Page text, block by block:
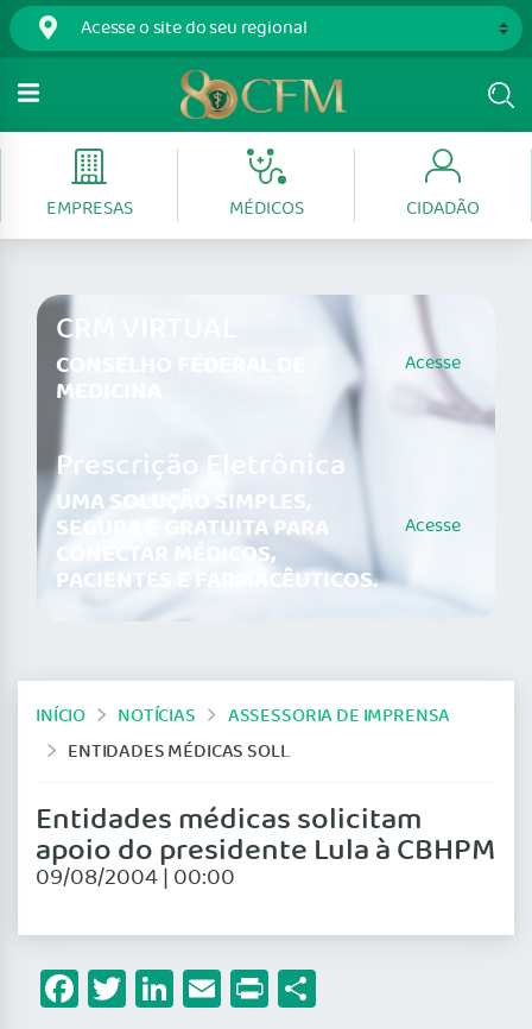
EMPRESAS MÉDICOS CIDADÃO
CRM VIRTUAL
CONSELHO FEDERAL DE
MEDICINA
Acesse
Prescrição Eletrônica
UMA SOLUÇÃO SIMPLES,
SEGURA E GRATUITA PARA
CONECTAR MÉDICOS,
PACIENTES E FARMACÊUTICOS.
Acesse
INÍCIO NOTÍCIAS
ASSESSORIA DE IMPRENSA
ENTIDADES MÉDICAS SOLICITAM APOIO DO PRESIDENTE LULA À CBHPM
Entidades médicas solicitam
apoio do presidente Lula à CBHPM
09/08/2004 | 00:00
Facebook
Twitter
LinkedIn
Email
Print